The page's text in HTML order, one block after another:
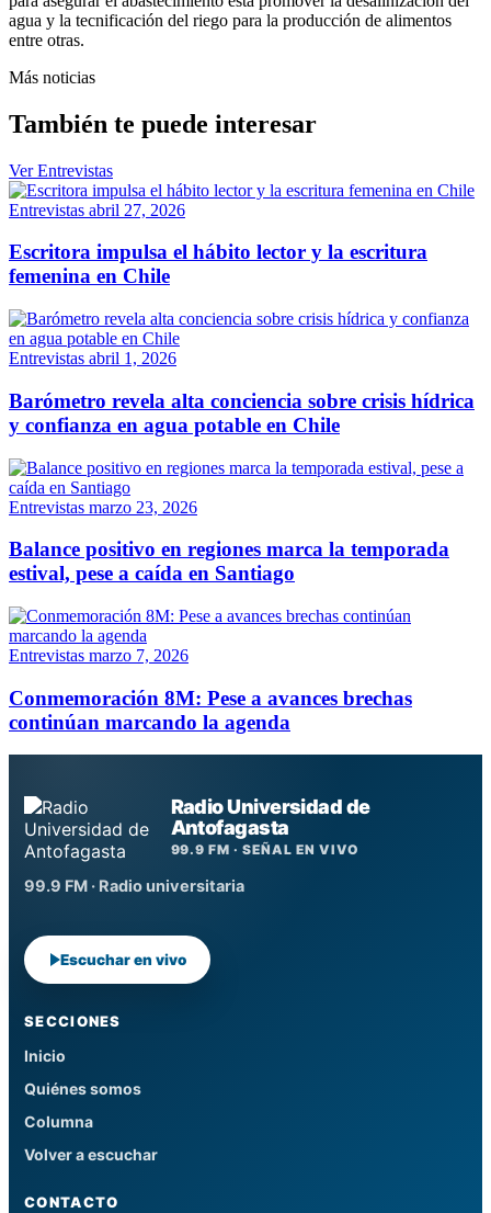
agua y la tecnificación del riego para la producción de alimentos
entre otras.
Más noticias
También te puede interesar
Ver Entrevistas
Entrevistas abril 27, 2026
Escritora impulsa el hábito lector y la escritura
femenina en Chile
Entrevistas abril 1, 2026
Barómetro revela alta conciencia sobre crisis hídrica
y confianza en agua potable en Chile
Entrevistas marzo 23, 2026
Balance positivo en regiones marca la temporada
estival, pese a caída en Santiago
Entrevistas marzo 7, 2026
Conmemoración 8M: Pese a avances brechas
continúan marcando la agenda
Radio Universidad de
Antofagasta
99.9 FM · SEÑAL EN VIVO
99.9 FM · Radio universitaria
Escuchar en vivo
SECCIONES
Inicio
Quiénes somos
Columna
Volver a escuchar
CONTACTO